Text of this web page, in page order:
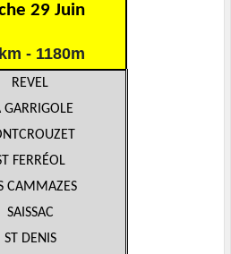
29 Juin
- 1180m
REVEL
GARRIGOLE
FERRÉOL
CAMMAZES
SAISSAC
ST DENIS